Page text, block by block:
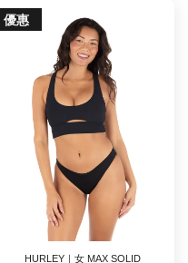
優惠
HURLEY｜女 MAX SOLID